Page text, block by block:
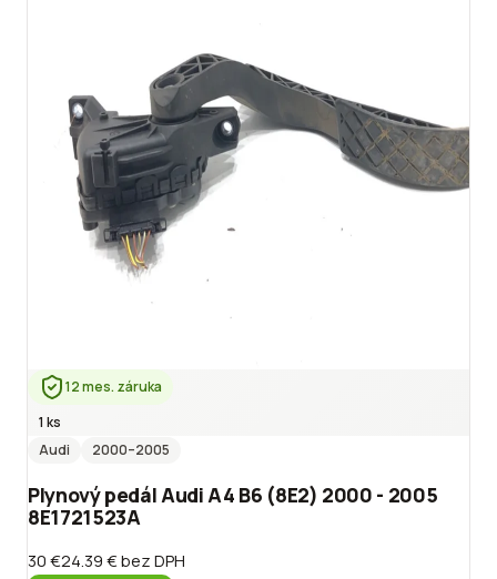
12 mes. záruka
1 ks
Audi
2000–2005
Plynový pedál Audi A4 B6 (8E2) 2000 - 2005
8E1721523A
30 €24.39 €bez DPH